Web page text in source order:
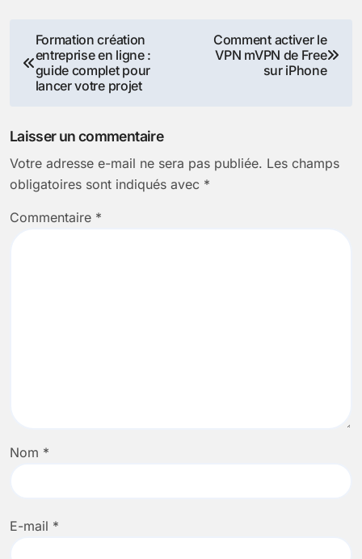
Navigation
de
Formation création
entreprise en ligne :
guide complet pour
lancer votre projet
Comment activer le
VPN mVPN de Free
sur iPhone
Laisser un commentaire
Votre adresse e-mail ne sera pas publiée. Les champs
obligatoires sont indiqués avec *
Commentaire *
Nom *
E-mail *